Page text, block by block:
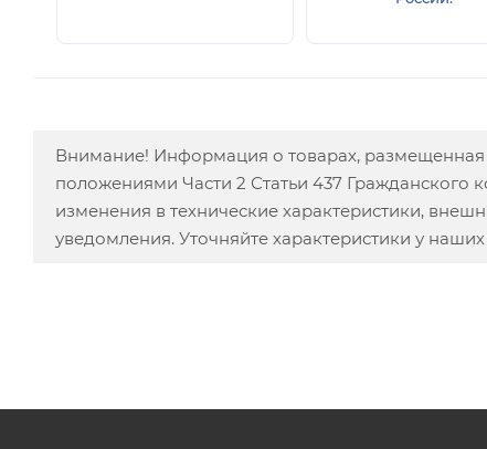
Внимание! Информация о товарах, размещенная
положениями Части 2 Статьи 437 Гражданского
изменения в технические характеристики,
уведомления. Уточняйте характеристики у